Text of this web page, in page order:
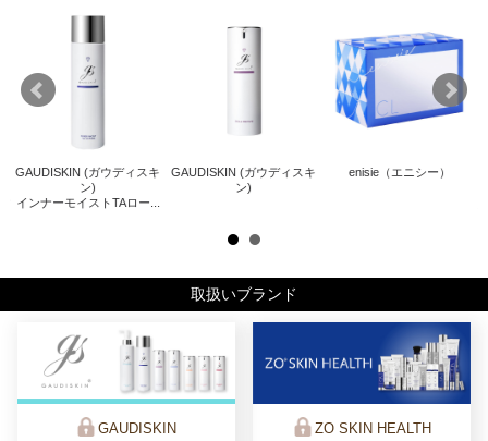
GAUDISKIN (ガウディスキ
ン)
インナーモイストTAロー...
GAUDISKIN (ガウディスキ
ン)
enisie（エニシー）
取扱いブランド
GAUDISKIN ZO SKIN HEALTH